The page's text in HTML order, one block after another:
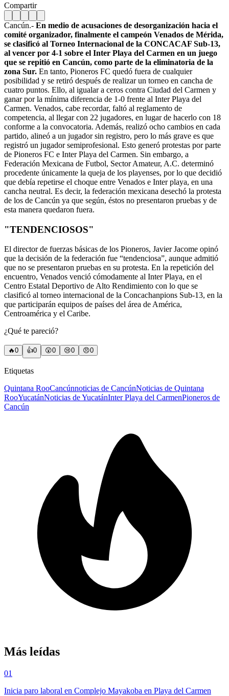
Compartir
Cancún.- En medio de acusaciones de desorganización hacia el
comité organizador, finalmente el campeón Venados de Mérida,
se clasificó al Torneo Internacional de la CONCACAF Sub-13,
al vencer por 4-1 sobre el Inter Playa del Carmen en un juego
que se repitió en Cancún, como parte de la eliminatoria de la
zona Sur. En tanto, Pioneros FC quedó fuera de cualquier
posibilidad y se retiró después de realizar un torneo en cancha de
cuatro puntos. Ello, al igualar a ceros contra Ciudad del Carmen y
ganar por la mínima diferencia de 1-0 frente al Inter Playa del
Carmen. Venados, cabe recordar, faltó al reglamento de
competencia, al llegar con 22 jugadores, en lugar de hacerlo con 18
conforme a la convocatoria. Además, realizó ocho cambios en cada
partido, alineó a un jugador sin registro, pero lo más grave es que
registró un jugador semiprofesional. Esto generó protestas por parte
de Pioneros FC e Inter Playa del Carmen. Sin embargo, a
Federación Mexicana de Futbol, Sector Amateur, A.C. determinó
procedente únicamente la queja de los playenses, por lo que decidió
que debía repetirse el choque entre Venados e Inter playa, en una
cancha neutral. Es decir, la federación mexicana desechó la protesta
de los de Cancún ya que según, éstos no presentaron pruebas y de
esta manera quedaron fuera.
"TENDENCIOSOS"
El director de fuerzas básicas de los Pioneros, Javier Jacome opinó
que la decisión de la federación fue “tendenciosa”, aunque admitió
que no se presentaron pruebas en su protesta. En la repetición del
encuentro, Venados venció cómodamente al Inter Playa, en el
Centro Estatal Deportivo de Alto Rendimiento con lo que se
clasificó al torneo internacional de la Concachanpions Sub-13, en la
que participarán equipos de países del área de América,
Centroamérica y el Caribe.
¿Qué te pareció?
🔥0 👍0 😲0 😢0 😠0
Etiquetas
Quintana RooCancúnnoticias de CancúnNoticias de Quintana
RooYucatánNoticias de YucatánInter Playa del CarmenPioneros de
Cancún
Más leídas
01
Inicia paro laboral en Complejo Mayakoba en Playa del Carmen